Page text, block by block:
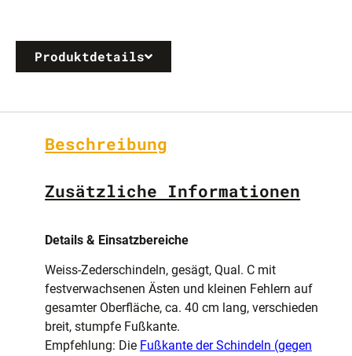
Produktdetails
Beschreibung
Zusätzliche Informationen
Details & Einsatzbereiche
Weiss-Zederschindeln, gesägt, Qual. C mit
festverwachsenen Ästen und kleinen Fehlern auf
gesamter Oberfläche, ca. 40 cm lang, verschieden
breit, stumpfe Fußkante.
Empfehlung: Die Fußkante der Schindeln (gegen